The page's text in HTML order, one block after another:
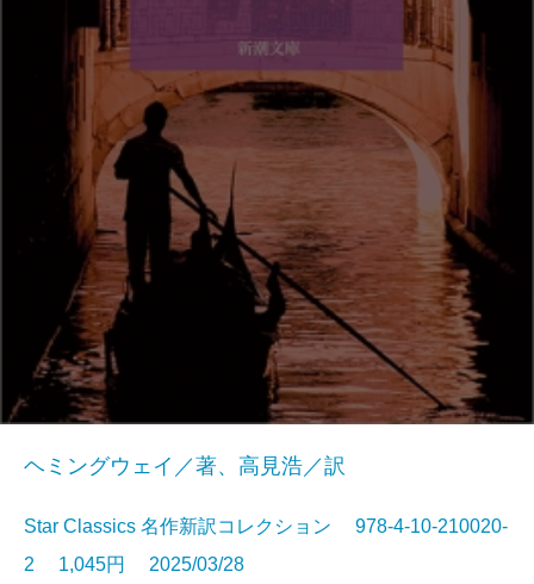
ヘミングウェイ／著、高見浩／訳
Star Classics 名作新訳コレクション 978-4-10-210020-
2 1,045円 2025/03/28